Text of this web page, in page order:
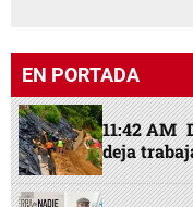
EN PORTADA
11:42 AM
deja